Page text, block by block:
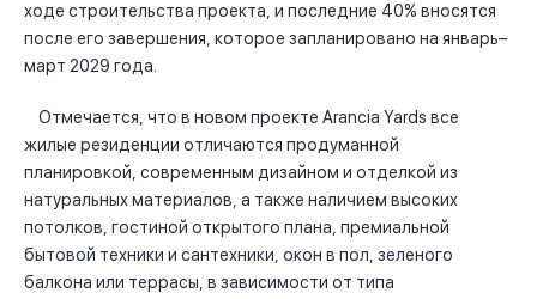
ходе строительства проекта, и последние 40% вносятся
после его завершения, которое запланировано на январь–
март 2029 года.
Отмечается, что в новом проекте Arancia Yards все
жилые резиденции отличаются продуманной
планировкой, современным дизайном и отделкой из
натуральных материалов, а также наличием высоких
потолков, гостиной открытого плана, премиальной
бытовой техники и сантехники, окон в пол, зеленого
балкона или террасы, в зависимости от типа